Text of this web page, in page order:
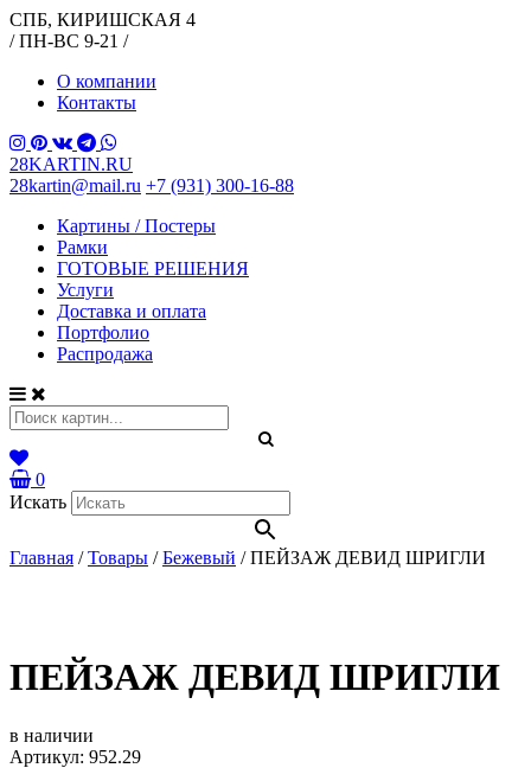
СПБ, КИРИШСКАЯ 4
/ ПН-ВС 9-21 /
О компании
Контакты
28KARTIN.RU
28kartin@mail.ru +7 (931) 300-16-88
Картины / Постеры
Рамки
ГОТОВЫЕ РЕШЕНИЯ
Услуги
Доставка и оплата
Портфолио
Распродажа
0
Искать
Главная /Товары /Бежевый /ПЕЙЗАЖ ДЕВИД ШРИГЛИ
ПЕЙЗАЖ ДЕВИД ШРИГЛИ
в наличии
Артикул: 952.29